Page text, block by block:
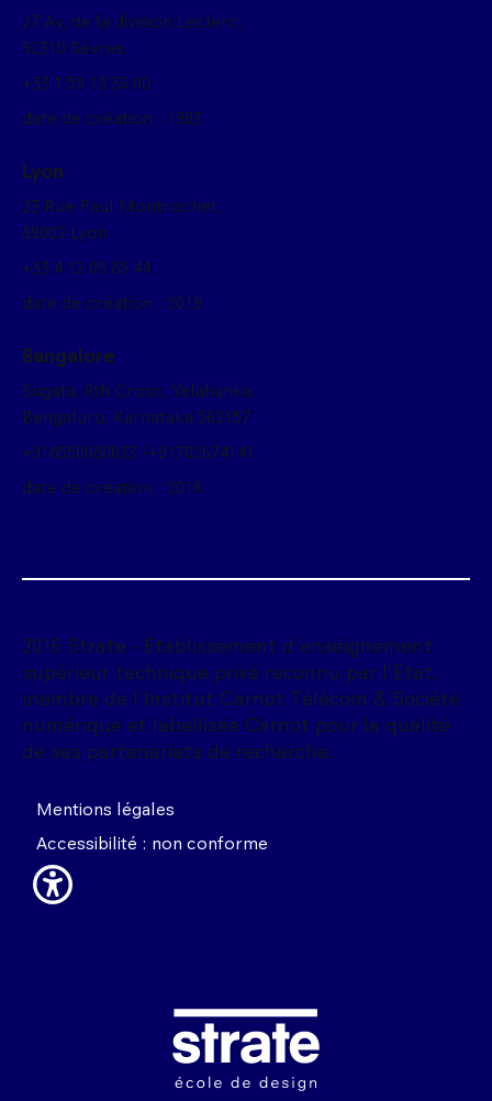
Image
2016 Strate - Établissement d'enseignement
supérieur technique privé reconnu par l'État,
membre de l'Institut Carnot Télécom & Société
numérique et labellisée Carnot pour la qualité
de ses partenariats de recherche.
Mentions légales
Accessibilité : non conforme
27 Av, de la division Leclerc,
92310 Sèvres
+33 1 59 13 36 00
date de création : 1993
Lyon
23 Rue Paul Montrochet,
69002 Lyon
+33 4 12 05 85 44
date de création : 2019
Bangalore
Sugata, 6th Cross, Yelahanka,
Bengaluru, Karnataka 562157
+918550080033 /+91702674141
date de création : 2016